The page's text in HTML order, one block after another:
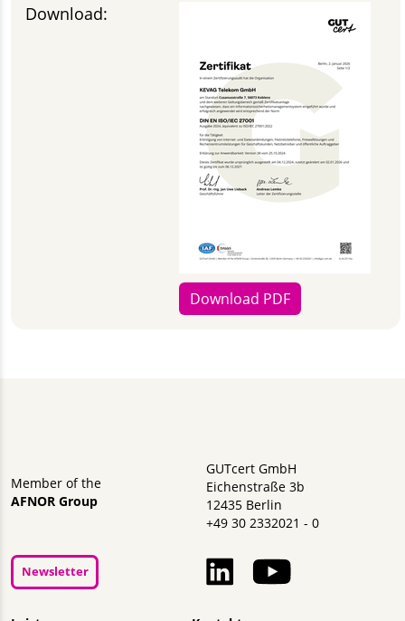
Download:
Download PDF
Member of the
AFNOR Group
GUTcert GmbH
Eichenstraße 3b
12435 Berlin
+49 30 2332021 - 0
Newsletter